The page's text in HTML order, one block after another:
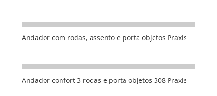
Andador com rodas, assento e porta objetos Praxis
Andador confort 3 rodas e porta objetos 308 Praxis